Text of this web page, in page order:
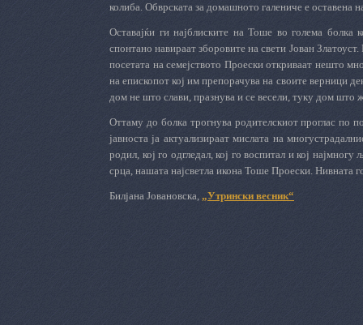
колиба. Обврската за домашното галениче е оставена
Оставајќи ги најблиските на Тоше во голема болка
спонтано навираат зборовите на свети Јован
посетата на семејството Проески откриваат нешто
на епископот кој им препорачува на своите верници
дом не што слави, празнува и се весели, туку дом што
Оттаму до болка трогнува родителскиот проглас по
јавноста ја актуализираат мислата на
родил, кој го одгледал, кој го воспитал и кој
срца, нашата најсветла икона Тоше Проески. Нивната
Билјана Јовановска, „Утрински весник“